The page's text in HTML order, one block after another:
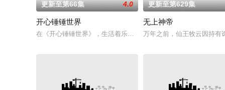
更新至第66集 4.0
开心锤锤世界
在《开心锤锤世界》，生活着乐观善良的少年锤锤和他性格各异
更新至第629集
无上神帝
万年之前，仙王牧云因持有